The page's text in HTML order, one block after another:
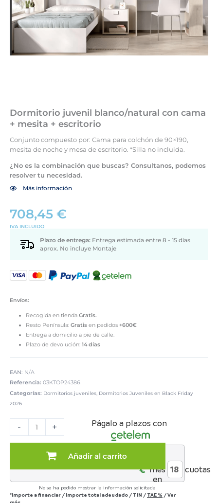
Dormitorio juvenil blanco/natural con cama
+ mesita + escritorio
Conjunto compuesto por: Cama para colchón de 90×190,
mesita de noche y mesa de escritorio. *Silla no incluida.
¿No es la combinación que buscas? Consultanos, podemos
resolver tu necesidad.
Más información
708,45 €
IVA INCLUIDO
Plazo de entrega: Entrega estimada entre 8 - 15 días
aprox. No incluye Montaje
Envíos:
Recogida en tiendaGratis.
Resto Península: Gratisen pedidos +600€
Entrega a domicilio a pie de calle.
Plazo de devolución: 14 días
EAN: N/A
Referencia: 03KTOP24386
Categorías: Dormitorios juveniles, Dormitorios Juveniles en Black Friday
2026
-
con
mesita
+
escritorio
cantidad
+
Añadir al carrito
Págalo a plazos con
€*mes
en
cuotas
No se ha podido mostrar la información solicitada
*Importe a financiar / Importe total adeudado / TIN / TAE % /Ver